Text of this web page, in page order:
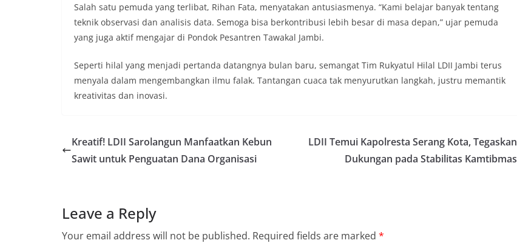
Salah satu pemuda yang terlibat, Rihan Fata, menyatakan antusiasmenya. “Kami belajar banyak tentang
teknik observasi dan analisis data. Semoga bisa berkontribusi lebih besar di masa depan,” ujar pemuda
yang juga aktif mengajar di Pondok Pesantren Tawakal Jambi.
Seperti hilal yang menjadi pertanda datangnya bulan baru, semangat Tim Rukyatul Hilal LDII Jambi terus
menyala dalam mengembangkan ilmu falak. Tantangan cuaca tak menyurutkan langkah, justru memantik
kreativitas dan inovasi.
Kreatif! LDII Sarolangun Manfaatkan Kebun
Sawit untuk Penguatan Dana Organisasi
LDII Temui Kapolresta Serang Kota, Tegaskan
Dukungan pada Stabilitas Kamtibmas
Leave a Reply
Your email address will not be published. Required fields are marked *